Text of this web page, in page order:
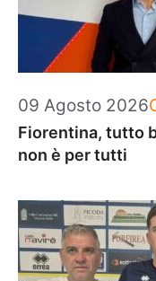
09 Agosto 2026
Fiorentina, tutto
non è per tutti